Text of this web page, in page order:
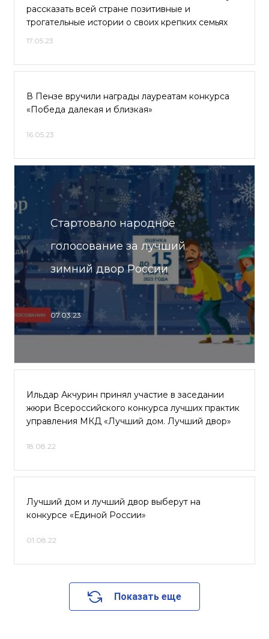
рассказать всей стране позитивные и
трогательные истории о своих крепких семьях
17.05.23
В Пензе вручили награды лауреатам конкурса
«Победа далекая и близкая»
16.05.23
Стартовало народное
голосование за лучший
зимний двор России
07.03.23
Ильдар Акчурин принял участие в заседании
жюри Всероссийского конкурса лучших практик
управления МКД «Лучший дом. Лучший двор»
18.08.22
Лучший дом и лучший двор выберут на
конкурсе «Единой России»
01.08.22
Показать еще